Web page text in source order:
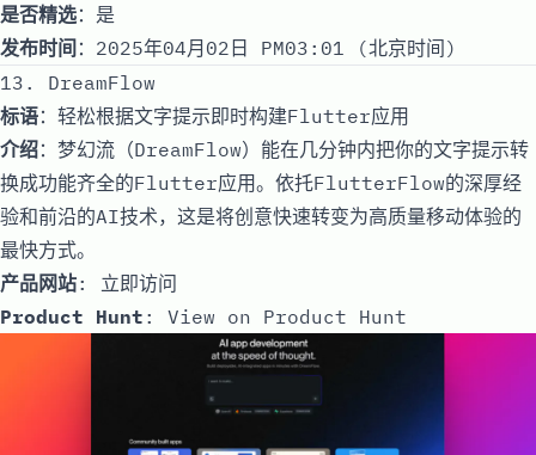
是否精选：是
发布时间 ：2025年04月02日 PM03:01 (北京时间)
13. DreamFlow
标语：轻松根据文字提示即时构建Flutter应用
介绍：梦幻流（DreamFlow）能在几分钟内把你的文字提示转
换成功能齐全的Flutter应用。依托FlutterFlow的深厚经
验和前沿的AI技术，这是将创意快速转变为高质量移动体验的
最快方式。
产品网站: 立即访问
Product Hunt : View on Product Hunt